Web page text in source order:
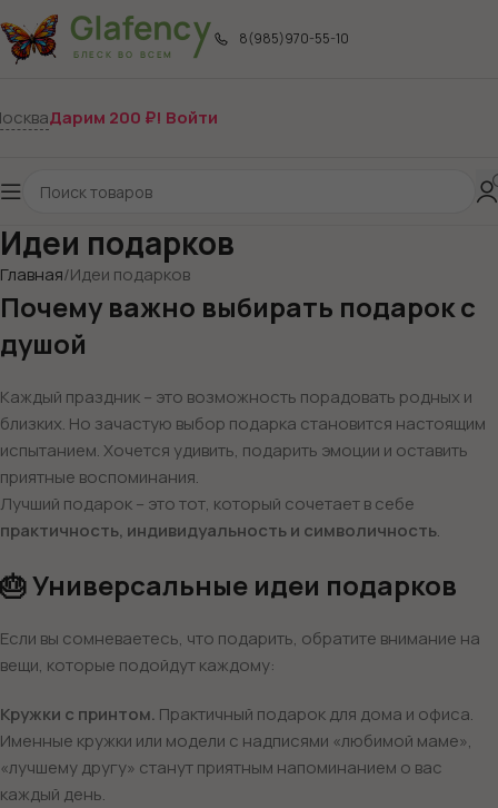
8(985)970-55-10
Дарим 200 ₽! Войти
Идеи подарков
Главная Идеи подарков
Почему важно выбирать подарок с
душой
Каждый праздник – это возможность порадовать родных и
близких. Но зачастую выбор подарка становится настоящим
испытанием. Хочется удивить, подарить эмоции и оставить
приятные воспоминания.
Лучший подарок – это тот, который сочетает в себе
практичность, индивидуальность и символичность.
🎂 Универсальные идеи подарков
Если вы сомневаетесь, что подарить, обратите внимание на
вещи, которые подойдут каждому:
Кружки с принтом. Практичный подарок для дома и офиса.
Именные кружки или модели с надписями «любимой маме»,
«лучшему другу» станут приятным напоминанием о вас
каждый день.